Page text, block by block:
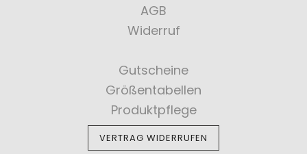
AGB
Widerruf
Gutscheine
Größentabellen
Produktpflege
VERTRAG WIDERRUFEN